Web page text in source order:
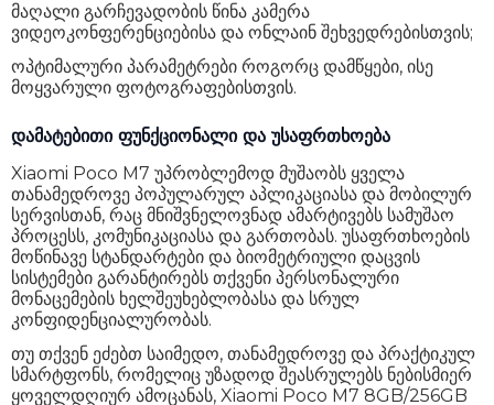
მაღალი გარჩევადობის წინა კამერა
ვიდეოკონფერენციებისა და ონლაინ შეხვედრებისთვის;
ოპტიმალური პარამეტრები როგორც დამწყები, ისე
მოყვარული ფოტოგრაფებისთვის.
დამატებითი ფუნქციონალი და უსაფრთხოება
Xiaomi Poco M7 უპრობლემოდ მუშაობს ყველა
თანამედროვე პოპულარულ აპლიკაციასა და მობილურ
სერვისთან, რაც მნიშვნელოვნად ამარტივებს სამუშაო
პროცესს, კომუნიკაციასა და გართობას. უსაფრთხოების
მოწინავე სტანდარტები და ბიომეტრიული დაცვის
სისტემები გარანტირებს თქვენი პერსონალური
მონაცემების ხელშეუხებლობასა და სრულ
კონფიდენციალურობას.
თუ თქვენ ეძებთ საიმედო, თანამედროვე და პრაქტიკულ
სმარტფონს, რომელიც უზადოდ შეასრულებს ნებისმიერ
ყოველდღიურ ამოცანას, Xiaomi Poco M7 8GB/256GB